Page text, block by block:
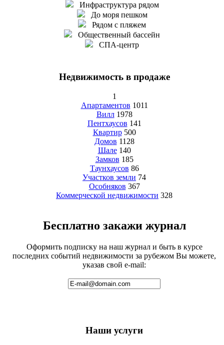
Инфраструктура рядом
До моря пешком
Рядом с пляжем
Общественный бассейн
СПА-центр
Недвижимость в продаже
1
Апартаментов 1011
Вилл 1978
Пентхаусов 141
Квартир 500
Домов 1128
Шале 140
Замков 185
Таунхаусов 86
Участков земли 74
Особняков 367
Коммерческой недвижимости 328
Бесплатно закажи журнал
Оформить подписку на наш журнал и быть в курсе
последних событий недвижимости за рубежом Вы можете,
указав свой e-mail:
Наши услуги